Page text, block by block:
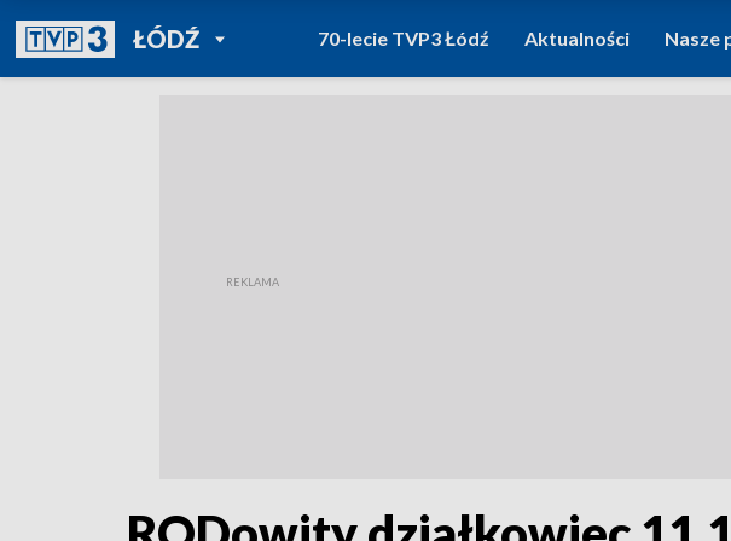
ŁÓDŹPOWRÓT DO
TVP REGIONY
70-lecie TVP3 Łódź Aktualności Nasze